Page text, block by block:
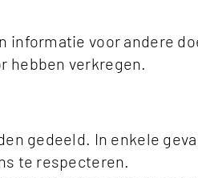
informatie voor andere
hebben verkregen.
gedeeld. In enkele
te respecteren.